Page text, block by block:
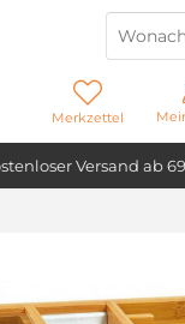
Versand ab
Merkzettel